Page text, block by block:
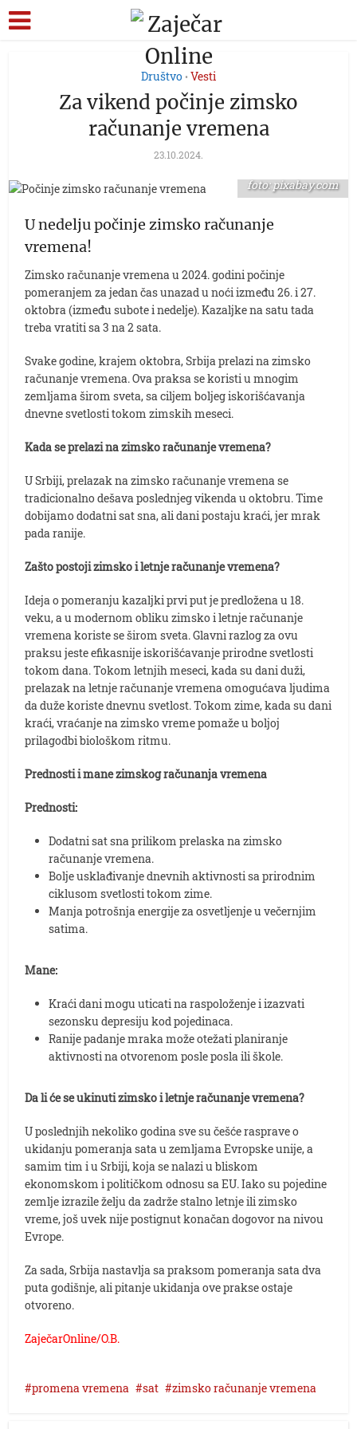
Društvo • Vesti
Za vikend počinje zimsko
računanje vremena
23.10.2024.
foto: pixabay.com
U nedelju počinje zimsko računanje
vremena!
Zimsko računanje vremena u 2024. godini počinje
pomeranjem za jedan čas unazad u noći između 26. i 27.
oktobra (između subote i nedelje). Kazaljke na satu tada
treba vratiti sa 3 na 2 sata.
Svake godine, krajem oktobra, Srbija prelazi na zimsko
računanje vremena. Ova praksa se koristi u mnogim
zemljama širom sveta, sa ciljem boljeg iskorišćavanja
dnevne svetlosti tokom zimskih meseci.
Kada se prelazi na zimsko računanje vremena?
U Srbiji, prelazak na zimsko računanje vremena se
tradicionalno dešava poslednjeg vikenda u oktobru. Time
dobijamo dodatni sat sna, ali dani postaju kraći, jer mrak
pada ranije.
Zašto postoji zimsko i letnje računanje vremena?
Ideja o pomeranju kazaljki prvi put je predložena u 18.
veku, a u modernom obliku zimsko i letnje računanje
vremena koriste se širom sveta. Glavni razlog za ovu
praksu jeste efikasnije iskorišćavanje prirodne svetlosti
tokom dana. Tokom letnjih meseci, kada su dani duži,
prelazak na letnje računanje vremena omogućava ljudima
da duže koriste dnevnu svetlost. Tokom zime, kada su dani
kraći, vraćanje na zimsko vreme pomaže u boljoj
prilagodbi biološkom ritmu.
Prednosti i mane zimskog računanja vremena
Prednosti:
Dodatni sat sna prilikom prelaska na zimsko
računanje vremena.
Bolje usklađivanje dnevnih aktivnosti sa prirodnim
ciklusom svetlosti tokom zime.
Manja potrošnja energije za osvetljenje u večernjim
satima.
Mane:
Kraći dani mogu uticati na raspoloženje i izazvati
sezonsku depresiju kod pojedinaca.
Ranije padanje mraka može otežati planiranje
aktivnosti na otvorenom posle posla ili škole.
Da li će se ukinuti zimsko i letnje računanje vremena?
U poslednjih nekoliko godina sve su češće rasprave o
ukidanju pomeranja sata u zemljama Evropske unije, a
samim tim i u Srbiji, koja se nalazi u bliskom
ekonomskom i političkom odnosu sa EU. Iako su pojedine
zemlje izrazile želju da zadrže stalno letnje ili zimsko
vreme, još uvek nije postignut konačan dogovor na nivou
Evrope.
Za sada, Srbija nastavlja sa praksom pomeranja sata dva
puta godišnje, ali pitanje ukidanja ove prakse ostaje
otvoreno.
ZaječarOnline/O.B.
promena vremena sat zimsko računanje vremena